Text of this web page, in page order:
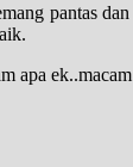
pantas
apa